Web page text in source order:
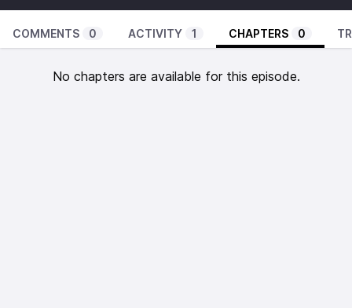
COMMENTS 0 ACTIVITY 1 CHAPTERS 0
No chapters are available for this episode.